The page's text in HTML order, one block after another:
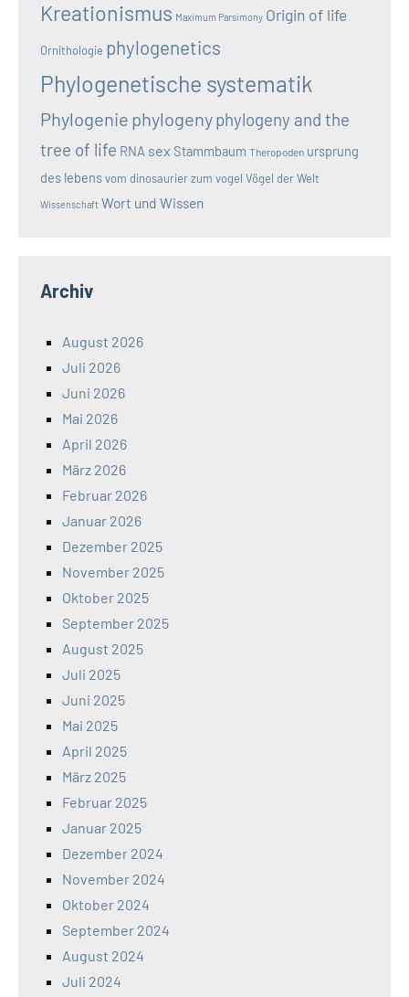
Kreationismus Maximum Parsimony Origin of life
Ornithologie phylogenetics
Phylogenetische systematik
Phylogenie phylogenyphylogeny and the
tree of life RNA sex Stammbaum Theropoden ursprung
des lebensvom dinosaurier zum vogel Vögel der Welt
Wissenschaft Wort und Wissen
Archiv
August 2026
Juli 2026
Juni 2026
Mai 2026
April 2026
März 2026
Februar 2026
Januar 2026
Dezember 2025
November 2025
Oktober 2025
September 2025
August 2025
Juli 2025
Juni 2025
Mai 2025
April 2025
März 2025
Februar 2025
Januar 2025
Dezember 2024
November 2024
Oktober 2024
September 2024
August 2024
Juli 2024